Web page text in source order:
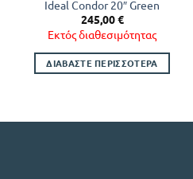
Ideal Condor 20″ Green
245,00€
Εκτός διαθεσιμότητας
ΔΙΑΒΆΣΤΕ ΠΕΡΙΣΣΌΤΕΡΑ